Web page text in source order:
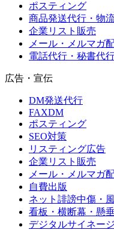
ポスティング
商品発送代行・物
企業リスト販売
メール・メルマガ
電話代行・秘書代
広告・宣伝
DM発送代行
FAXDM
ポスティング
SEO対策
リスティング広告
企業リスト販売
メール・メルマガ
自費出版
ネット誹謗中傷・
看板・横断幕・懸
デジタルサイネー